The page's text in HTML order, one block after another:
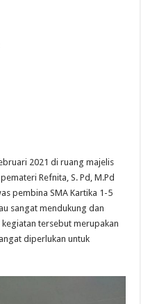
2021 di ruang majelis
Refnita, S. Pd, M.Pd
pembina SMA Kartika 1-5
sangat mendukung dan
tersebut merupakan
diperlukan untuk